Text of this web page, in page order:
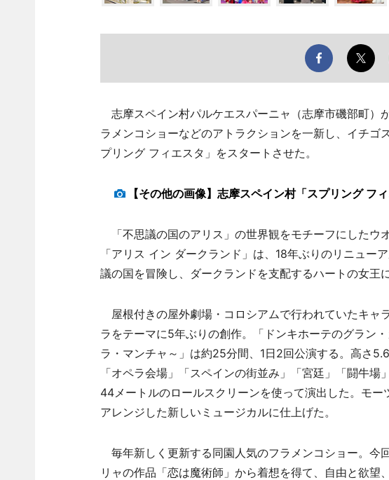
志摩スペイン村パルケエスパーニャ（志摩市磯部町）
ラメンコショーなどのアトラクションを一新し、イチゴ
プリング フィエスタ」をスタートさせた。
【その他の画像】志摩スペイン村「スプリング フィ
「不思議の国のアリス」の世界観をモチーフにしたウ
「アリス イン ダークランド」は、18年ぶりのリニュー
議の国を冒険し、ダークランドを支配するハートの女王
屋根付きの屋外劇場・コロシアムで行われていたキャ
ラをテーマに5年ぶりの創作。「ドンキホーテのグラン
ラ・マンチャ～」は約25分間、1日2回公演する。高さ
「オペラ会場」「スペインの街並み」「宮廷」「闘牛
44メートルのロールスクリーンを使って演出した。モ
アレンジした新しいミュージカルに仕上げた。
毎年新しく更新する同園人気のフラメンコショー。今
リャの作品「恋は魔術師」から着想を得て、自由と欲